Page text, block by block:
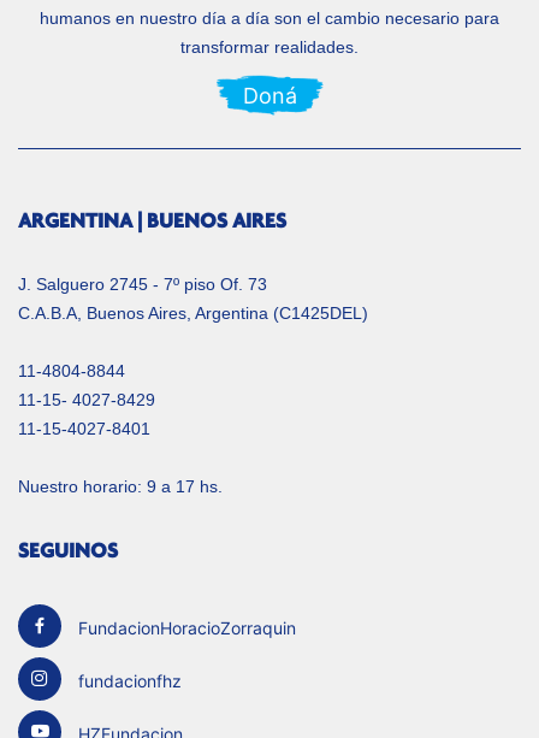
humanos en nuestro día a día son el cambio necesario para
transformar realidades.
Doná
ARGENTINA | BUENOS AIRES
J. Salguero 2745 - 7º piso Of. 73
C.A.B.A, Buenos Aires, Argentina (C1425DEL)
11-4804-8844
11-15- 4027-8429
11-15-4027-8401
Nuestro horario: 9 a 17 hs.
SEGUINOS
FundacionHoracioZorraquin
fundacionfhz
HZFundacion